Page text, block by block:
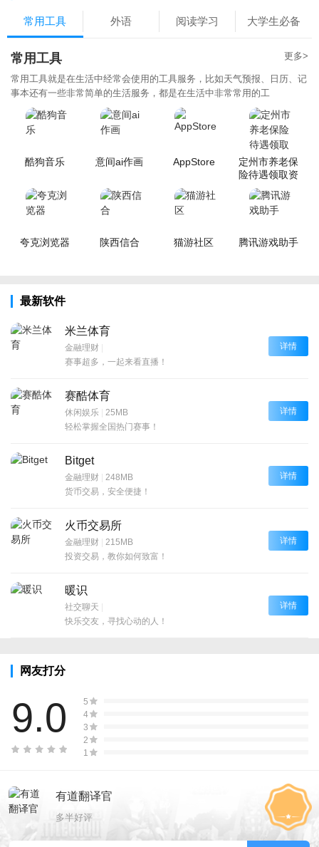
常用工具 外语 阅读学习 大学生必备
常用工具 更多>
常用工具就是在生活中经常会使用的工具服务，比如天气预报、日历、记
事本还有一些非常简单的生活服务，都是在生活中非常常用的工
酷狗音乐 意间ai作画 AppStore
定州市养老保
险待遇领取资
格认证
夸克浏览器 陕西信合 猫游社区 腾讯游戏助手
最新软件
米兰体育
金融理财 |
赛事超多，一起来看直播！
详情
赛酷体育
休闲娱乐 | 25MB
轻松掌握全国热门赛事！
详情
Bitget
金融理财 | 248MB
货币交易，安全便捷！
详情
火币交易所
金融理财 | 215MB
投资交易，教你如何致富！
详情
暖识
社交聊天 |
快乐交友，寻找心动的人！
详情
网友打分
9.0
5
4
3
2
1
有道翻译官
多半好评